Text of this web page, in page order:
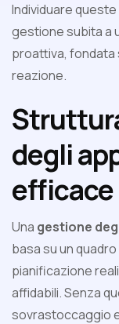
Individuare
gestione subita a
proattiva, fondata
reazione.
degli
Una gestione
basa su un
pianificazione
affidabili. Senza
sovrastoccaggio